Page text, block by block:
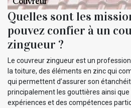
Quelles sont les
pouvez confier à un
zingueur ?
Le couvreur zingueur est un
la toiture, des éléments en zinc qui
qui permettent d’assurer son
principalement les gouttières ainsi
expériences et des compétences